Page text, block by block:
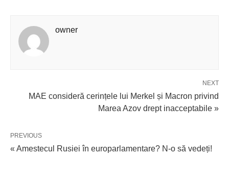
owner
NEXT
MAE consideră cerințele lui Merkel și Macron privind
Marea Azov drept inacceptabile »
PREVIOUS
« Amestecul Rusiei în europarlamentare? N-o să vedeți!